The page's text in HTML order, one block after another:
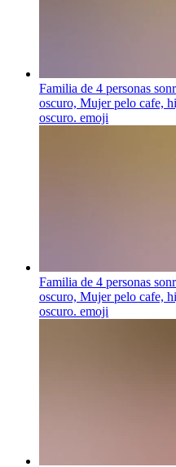
Familia de 4 personas
oscuro, Mujer pelo cafe,
oscuro. emoji
Familia de 4 personas
oscuro, Mujer pelo cafe,
oscuro. emoji